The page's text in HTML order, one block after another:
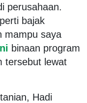
perusahaan.
bajak
mampu saya
binaan program
tersebut lewat
Hadi